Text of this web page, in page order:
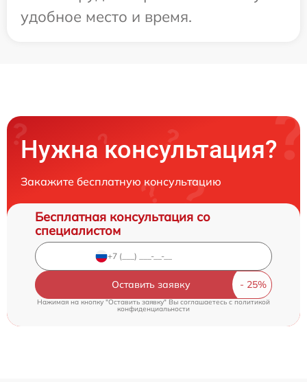
удобное место и время.
Нужна консультация?
Закажите бесплатную консультацию
Бесплатная консультация со
специалистом
Оставить заявку
Нажимая на кнопку "Оставить заявку" Вы соглашаетесь cполитикой
конфиденциальности